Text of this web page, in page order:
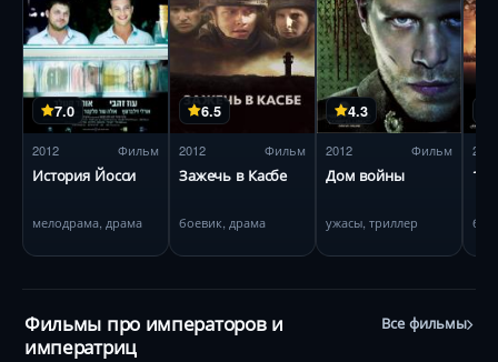
7.0
2012 Фильм
История Йосси
мелодрама, драма
6.5
2012 Фильм
Зажечь в Касбе
боевик, драма
4.3
2012 Фильм
Дом войны
ужасы, триллер
2012
Фильмы про императоров и
императриц
Все фильмы